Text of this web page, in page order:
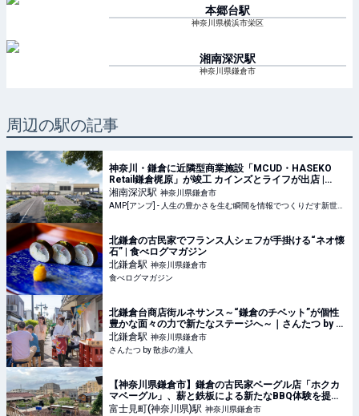
本郷台駅
神奈川県横浜市栄区
湘南深沢駅
神奈川県鎌倉市
周辺の駅の記事
神奈川・鎌倉に近隣型商業施設「MCUD・HASEKO
Retail鎌倉梶原」が竣工 カインズとライフが出店 |
AMP[アンプ] - 人生の豊かさを生む瞬間を情報でつく
りだす新世代向けビジネスメディア
湘南深沢駅 神奈川県鎌倉市
北鎌倉の古民家でフランス人シェフが手掛ける“ネオ懐
石” | 食べログマガジン
北鎌倉駅 神奈川県鎌倉市
食べログマガジン
北鎌倉台商店街ルネサンス～“鎌倉のチベット”が個性
豊かな面々の力で新たなステージへ～｜さんたつ by 散
歩の達人
北鎌倉駅 神奈川県鎌倉市
さんたつ by 散歩の達人
【神奈川県鎌倉市】鎌倉の古民家ベーグル店「ホクカ
マベーグル」、薪と鉄板による新たなBBQ体験を提供 |
ママテナ
富士見町(神奈川県)駅 神奈川県鎌倉市